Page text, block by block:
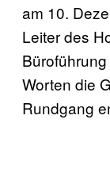
am 10.
Leiter des
Worten die
Rundgang